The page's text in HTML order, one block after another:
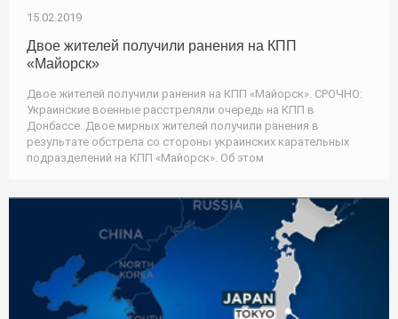
15.02.2019
Двое жителей получили ранения на КПП
«Майорск»
Двое жителей получили ранения на КПП «Майорск». СРОЧНО:
Украинские военные расстреляли очередь на КПП в
Донбассе. Двое мирных жителей получили ранения в
результате обстрела со стороны украинских карательных
подразделений на КПП «Майорск». Об этом